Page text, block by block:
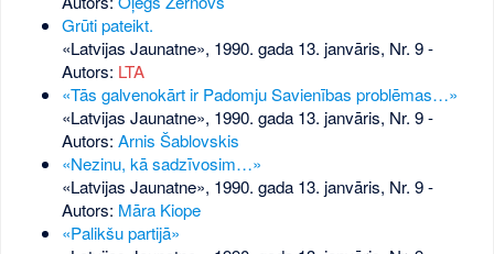
Grūti pateikt.
«Latvijas Jaunatne», 1990. gada 13. janvāris, Nr. 9-
Autors: LTA
«Tās galvenokārt ir Padomju Savienības problēmas…»
«Latvijas Jaunatne», 1990. gada 13. janvāris, Nr. 9-
Autors: Arnis Šablovskis
«Nezinu, kā sadzīvosim…»
«Latvijas Jaunatne», 1990. gada 13. janvāris, Nr. 9-
Autors: Māra Kiope
«Palikšu partijā»